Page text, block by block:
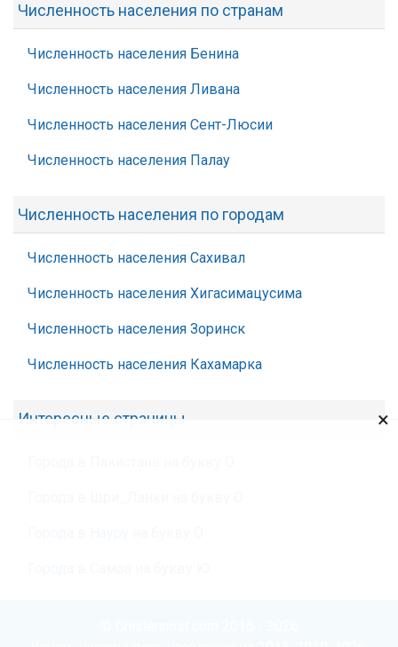
Численность населения по странам
Численность населения Бенина
Численность населения Ливана
Численность населения Сент-Люсии
Численность населения Палау
Численность населения по городам
Численность населения Сахивал
Численность населения Хигасимацусима
Численность населения Зоринск
Численность населения Кахамарка
Интересные страницы ×